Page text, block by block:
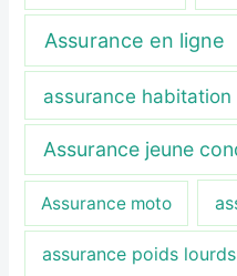
Assurance en ligne
assurance habitation
Assurance jeune
Assurance moto
assurance poids lourds